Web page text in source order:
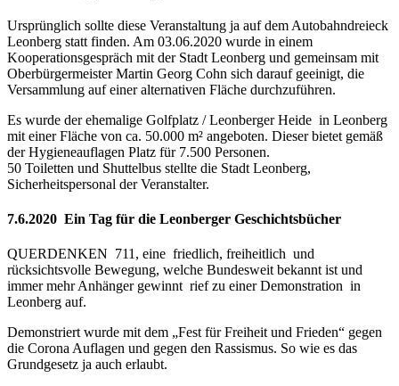
Ursprünglich sollte diese Veranstaltung ja auf dem Autobahndreieck
Leonberg statt finden. Am 03.06.2020 wurde in einem
Kooperationsgespräch mit der Stadt Leonberg und gemeinsam mit
Oberbürgermeister Martin Georg Cohn sich darauf geeinigt, die
Versammlung auf einer alternativen Fläche durchzuführen.
Es wurde der ehemalige Golfplatz / Leonberger Heide in Leonberg
mit einer Fläche von ca. 50.000 m² angeboten. Dieser bietet gemäß
der Hygieneauflagen Platz für 7.500 Personen.
50 Toiletten und Shuttelbus stellte die Stadt Leonberg,
Sicherheitspersonal der Veranstalter.
7.6.2020 Ein Tag für die Leonberger Geschichtsbücher
QUERDENKEN 711, eine friedlich, freiheitlich und
rücksichtsvolle Bewegung, welche Bundesweit bekannt ist und
immer mehr Anhänger gewinnt rief zu einer Demonstration in
Leonberg auf.
Demonstriert wurde mit dem „Fest für Freiheit und Frieden“ gegen
die Corona Auflagen und gegen den Rassismus. So wie es das
Grundgesetz ja auch erlaubt.